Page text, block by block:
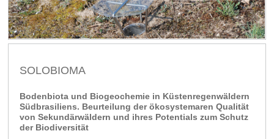
SOLOBIOMA
Bodenbiota und Biogeochemie in Küstenregenwäldern
Südbrasiliens. Beurteilung der ökosystemaren Qualität
von Sekundärwäldern und ihres Potentials zum Schutz
der Biodiversität